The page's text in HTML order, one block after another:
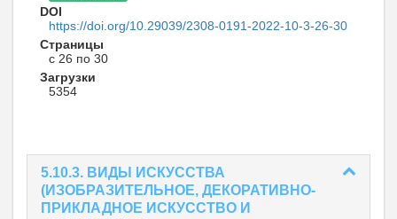
DOI
https://doi.org/10.29039/2308-0191-2022-10-3-26-30
Страницы
с 26 по 30
Загрузки
5354
5.10.3. ВИДЫ ИСКУССТВА
(ИЗОБРАЗИТЕЛЬНОЕ, ДЕКОРАТИВНО-
ПРИКЛАДНОЕ ИСКУССТВО И